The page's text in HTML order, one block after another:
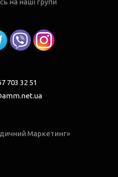
на наші групи
703 32 51
Маркетинг»